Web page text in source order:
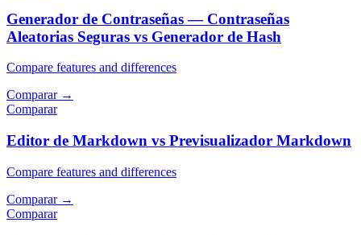
Generador de Contraseñas — Contraseñas
Aleatorias Seguras vs Generador de Hash
Compare features and differences
Comparar→
Comparar
Editor de Markdown vs Previsualizador Markdown
Compare features and differences
Comparar→
Comparar